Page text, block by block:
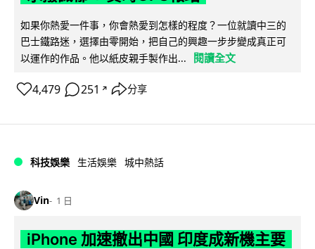
如果你熱愛一件事，你會熱愛到怎樣的程度？一位就讀中三的
巴士鐵路迷，選擇由零開始，把自己的興趣一步步變成真正可
以運作的作品。他以紙皮親手製作出...
閱讀全文
4,479 251 ↗ 分享
科技娛樂 生活娛樂 城中熱話
Vin 1 日
iPhone 加速撤出中國 印度成新機主要